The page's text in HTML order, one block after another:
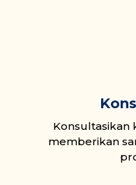
Konsultasikan
memberikan